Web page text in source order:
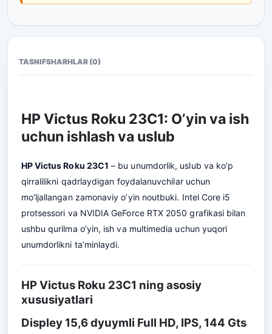
TASNIFSHARHLAR (0)
HP Victus Roku 23C1: O’yin va ish
uchun ishlash va uslub
HP Victus Roku 23C1 – bu unumdorlik, uslub va ko’p
qirralilikni qadrlaydigan foydalanuvchilar uchun
mo’ljallangan zamonaviy o’yin noutbuki. Intel Core i5
protsessori va NVIDIA GeForce RTX 2050 grafikasi bilan
ushbu qurilma o’yin, ish va multimedia uchun yuqori
unumdorlikni ta’minlaydi.
HP Victus Roku 23C1 ning asosiy
xususiyatlari
Displey 15,6 dyuymli Full HD, IPS, 144 Gts